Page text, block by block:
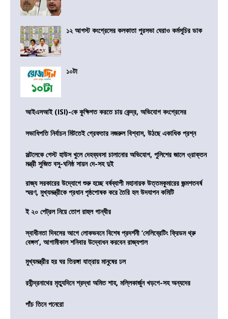
১২ আগস্ট কংগ্রেসের কলকাতা পুরসভা ঘেরাও কর্মসূচির ডাক
১০টা
আইএসআই (ISI)-কে কুক্ষিগত করতে চায় কেন্দ্র, অভিযোগ কংগ্রেসের
সভাধিপতি নির্বাচন মিটতেই গ্রেফতার নজরুল বিশ্বাস, উঠছে একাধিক প্রশ্ন
সল্টলেকে গেস্ট হাউস খুলে দেহব্যবসা চালানোর অভিযোগ, পুলিশের জালে ও্রাক্তন
মন্ত্রী সুজিত বসু-ঘনিষ্ঠ সায়ন দে-সহ দুই
রাজ্য সরকারের উদ্যোগে শুরু হচ্ছে বর্ষব্যাপী মহানায়ক উত্তমকুমারের জন্মশতবর্ষ
স্মরণ, মুখ্যমন্ত্রীকে প্রধান পৃষ্ঠপোষক করে তৈরি হল উদযাপন কমিটি
ই ২০ পেট্রল নিয়ে তোপ রাহুল গান্ধীর
স্বাধীনতা দিবসের আগে লোকভবনে বিশেষ প্রদর্শনী ‘সেলিব্রেটিং ফ্রিডম থ্রু
বেঙ্গল’, আগামীকাল শনিবার উদ্বোধন করবেন রাজ্যপাল
মুখ্যমন্ত্রীর হর ঘর তিরঙ্গা যাত্রায় মানুষের ঢল
রবীন্দ্রনাথের মৃত্যুদিনে শ্রদ্ধা অমিত শাহ, মল্লিকার্জুন খড়গে-সহ অন্যদের
পাঁচ তিনে পনেরো